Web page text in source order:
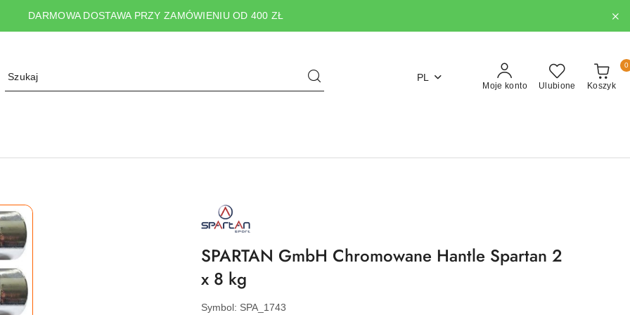
DARMOWA DOSTAWA PRZY ZAMÓWIENIU OD 400 ZŁ
PL
Moje konto Ulubione Koszyk
0
NAZWA
PRODUCENTA:
SPARTAN
SPARTAN GmbH Chromowane Hantle Spartan 2
x 8 kg
Symbol: SPA_1743